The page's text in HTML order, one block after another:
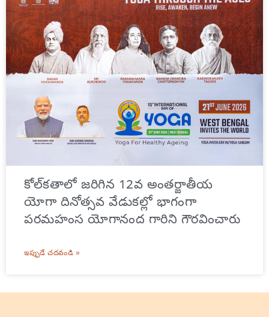
కోల్‌కతాలో జరిగిన 12వ అంతర్జాతీయ
యోగా దినోత్సవ వేడుకల్లో భాగంగా
పరమహంస యోగానంద గారిని గౌరవించారు
ఇప్పుడే చదవండి »